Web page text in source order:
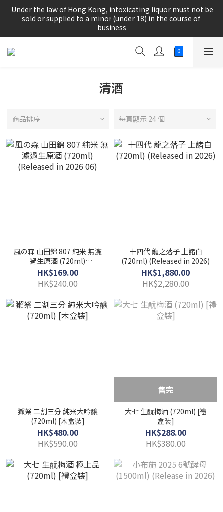
根據香港法律，不得在業務過程中，向未成年人(18歲以下人士)售
賣或供應令人醺醉的酒類。
sold or supplied to a minor (under 18) in the course of
business
根據香港法律，不得在業務過程中，向未成年人(18歲以下人士)售
清酒
商品排序 每頁顯示 24 個
風の森 山田錦 807 純米 無濾
過生原酒 (720ml)
(Released in 2026 06)
HK$169.00
HK$240.00
十四代 龍之落子 上諸白
(720ml) (Released in 2026)
HK$1,880.00
HK$2,280.00
獺祭 二割三分 純米大吟醸
(720ml) [木盒裝]
HK$480.00
HK$590.00
售完
大七 生酛梅酒 (720ml) [禮
盒裝]
HK$288.00
HK$380.00